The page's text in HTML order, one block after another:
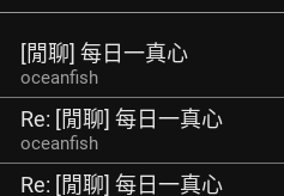
[閒聊] 每日一真心
oceanfish
Re: [閒聊] 每日一真心
oceanfish
Re: [閒聊] 每日一真心